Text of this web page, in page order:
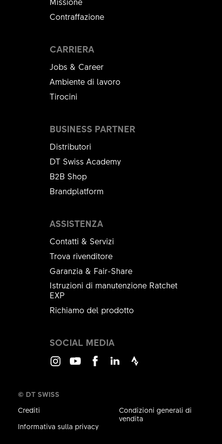
DESIGNAZIONE
QUANTITÀ
Contraffazione
CARRIERA
Jobs & Career
Ambiente di lavoro
Tirocini
ASSISTENZA
Contatti & Servizi
Trova rivenditore
Garanzia & Fair-Share
Istruzioni di manutenzione Ratchet
EXP
Richiamo del prodotto
BUSINESS PARTNER
Distributori
DT Swiss Academy
B2B Shop
Brandplatform
SOCIAL MEDIA
© DT SWISS
Crediti
Informativa sulla privacy
Condizioni generali di
vendita